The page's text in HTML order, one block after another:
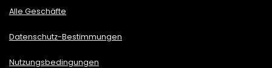
Alle Geschäfte
Datenschutz-Bestimmungen
Nutzungsbedingungen